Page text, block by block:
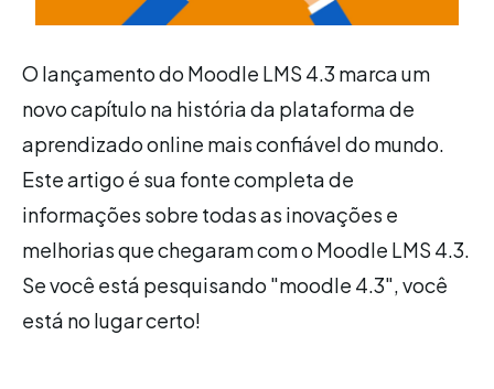
O lançamento do Moodle LMS 4.3 marca um
novo capítulo na história da plataforma de
aprendizado online mais confiável do mundo.
Este artigo é sua fonte completa de
informações sobre todas as inovações e
melhorias que chegaram com o Moodle LMS 4.3.
Se você está pesquisando "moodle 4.3", você
está no lugar certo!